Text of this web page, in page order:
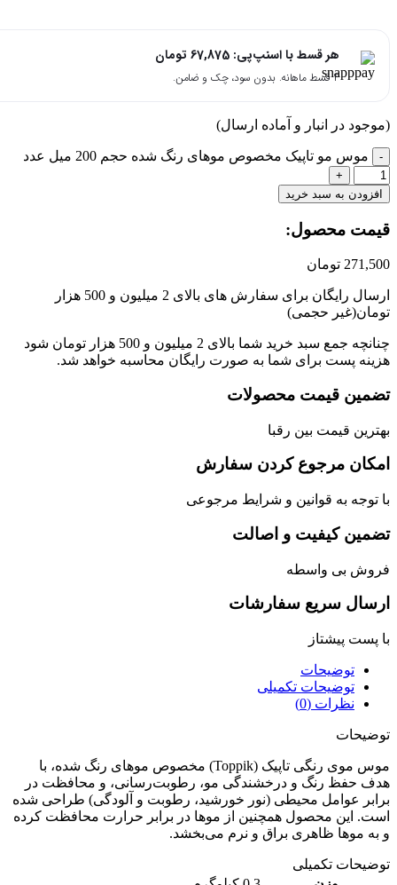
هر قسط با اسنپ‌پی:67,875تومان
۴ قسط ماهانه. بدون سود، چک و ضامن.
در انبار و آماده ارسال)
موس مو تاپیک مخصوص موهای رنگ شده حجم 200 میل عدد
به سبد خرید
محصول:​
تومان
ارسال رایگان برای سفارش های بالای 2 میلیون و 500 هزار
حجمی)
چنانچه جمع سبد خرید شما بالای 2 میلیون و 500 هزار تومان شود
پست برای شما به صورت رایگان محاسبه خواهد شد.
قیمت محصولات
قیمت بین رقبا
مرجوع کردن سفارش
به قوانین و شرایط مرجوعی
کیفیت و اصالت
بی واسطه
سریع سفارشات
پیشتاز
توضیحات
توضیحات تکمیلی
نظرات (0)
موس موی رنگی تاپیک (Toppik) مخصوص موهای رنگ شده، با
حفظ رنگ و درخشندگی مو، رطوبت‌رسانی، و محافظت در
عوامل محیطی (نور خورشید، رطوبت و آلودگی) طراحی شده
این محصول همچنین از موها در برابر حرارت محافظت کرده
موها ظاهری براق و نرم می‌بخشد.
تکمیلی